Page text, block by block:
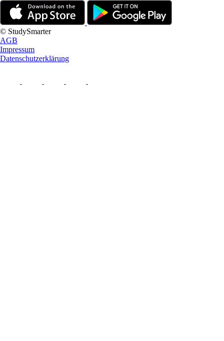
© StudySmarter
AGB
Impressum
Datenschutzerklärung